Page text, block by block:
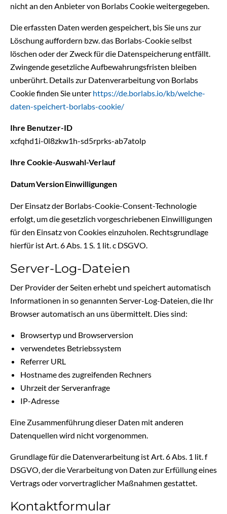
nicht an den Anbieter von Borlabs Cookie weitergegeben.
Die erfassten Daten werden gespeichert, bis Sie uns zur
Löschung auffordern bzw. das Borlabs-Cookie selbst
löschen oder der Zweck für die Datenspeicherung entfällt.
Zwingende gesetzliche Aufbewahrungsfristen bleiben
unberührt. Details zur Datenverarbeitung von Borlabs
Cookie finden Sie unter https://de.borlabs.io/kb/welche-
daten-speichert-borlabs-cookie/
Ihre Benutzer-ID
xcfqhd1i-0l8zkw1h-sd5rprks-ab7atolp
Ihre Cookie-Auswahl-Verlauf
DatumVersionEinwilligungen
Der Einsatz der Borlabs-Cookie-Consent-Technologie
erfolgt, um die gesetzlich vorgeschriebenen Einwilligungen
für den Einsatz von Cookies einzuholen. Rechtsgrundlage
hierfür ist Art. 6 Abs. 1 S. 1 lit. c DSGVO.
Server-Log-Dateien
Der Provider der Seiten erhebt und speichert automatisch
Informationen in so genannten Server-Log-Dateien, die Ihr
Browser automatisch an uns übermittelt. Dies sind:
Browsertyp und Browserversion
verwendetes Betriebssystem
Referrer URL
Hostname des zugreifenden Rechners
Uhrzeit der Serveranfrage
IP-Adresse
Eine Zusammenführung dieser Daten mit anderen
Datenquellen wird nicht vorgenommen.
Grundlage für die Datenverarbeitung ist Art. 6 Abs. 1 lit. f
DSGVO, der die Verarbeitung von Daten zur Erfüllung eines
Vertrags oder vorvertraglicher Maßnahmen gestattet.
Kontaktformular